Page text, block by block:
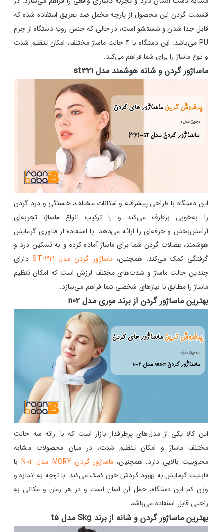
قسمت گردن این محصول از پارچه مخمل ضد تعریق استفاده شده که
قابل جدا شدن و شستشو است، در حالی که جنس رویه دستگاه از چرم
PU می‌باشد. این دستگاه با 4 حالت ماساژ مختلف، امکان تنظیم شدت
و نوع ماساژ را برای شما فراهم می‌کند.
ماساژور گردن و شانه هوشمند مدل st321
این دستگاه با طراحی پیشرفته و امکانات مختلف، خستگی و درد گردن
را به‌خوبی برطرف می‌کند و با ترکیب انواع ماساژ، تجربه‌ای
آرامش‌بخش و حرفه‌ای را ارائه می‌دهد. با استفاده از فناوری گرمایش
هوشمند، عضلات گردن شما برای ماساژ آماده کرده و به تسکین درد و
گرفتگی کمک می‌کند. همچنین، ماساژور گردن مدل ST-321
دارای
چندین حالت ماساژ و شدت‌های مختلف لرزش است که امکان تنظیم
ماساژ را مطابق با نیازهای شخصی شما فراهم می‌سازد.
بهترین ماساژور گردن از برند موری مدل n02
این کالا یکی از مدل‌های پرطرفدار بازار است که با ارائه سه حالت
مختلف ماساژ و امکان تنظیم شدت، در میان محصولات مشابه
محبوبیت بالایی دارد. همچنین، ماساژور گردن MORY مدل N02
با
قابلیت گرمایش به بهبود گردش خون کمک می‌کند. با توجه به اندازه و
وزن کم این دستگاه، حمل آن آسان است و در هر زمان و مکانی به
راحتی قابل استفاده می‌باشد.
بهترین ماساژور گردن و شانه از برند Skg مدل t5